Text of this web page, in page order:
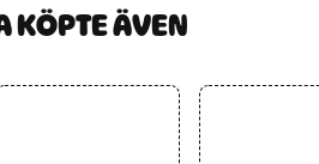
KÖPTE ÄVEN